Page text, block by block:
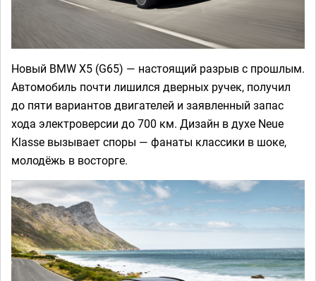
Новый BMW X5 (G65) — настоящий разрыв с прошлым.
Автомобиль почти лишился дверных ручек, получил
до пяти вариантов двигателей и заявленный запас
хода электроверсии до 700 км. Дизайн в духе Neue
Klasse вызывает споры — фанаты классики в шоке,
молодёжь в восторге.